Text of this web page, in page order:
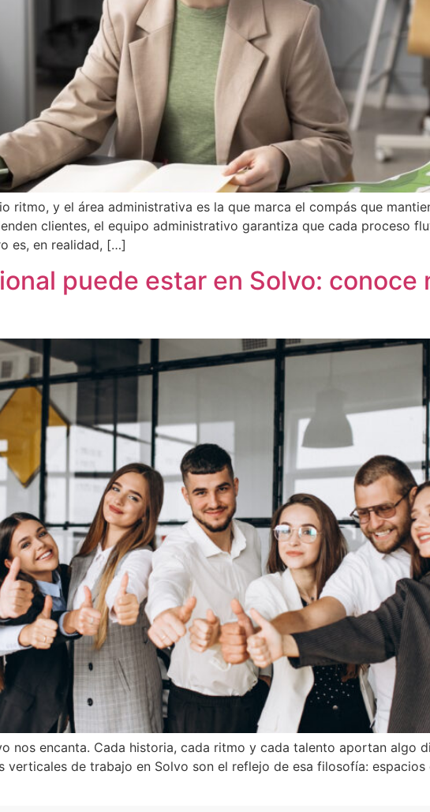
ritmo, y el área administrativa es la que marca el compás que
clientes, el equipo administrativo garantiza que cada proceso
es, en realidad, […]
puede estar en Solvo: conoce
nos encanta. Cada historia, cada ritmo y cada talento aportan algo
de trabajo en Solvo son el reflejo de esa filosofía: espacios